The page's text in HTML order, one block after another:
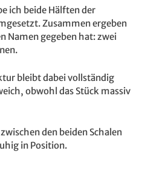
ich beide Hälften der
Zusammen ergeben
Namen gegeben hat: zwei
bleibt dabei vollständig
obwohl das Stück massiv
den beiden Schalen
in Position.